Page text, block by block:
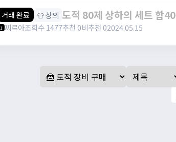
거래 완료 👕 상의 도적 80제 상하의 세트 합
1 찌르아조회수 1477추천 0비추천 02024.05.15